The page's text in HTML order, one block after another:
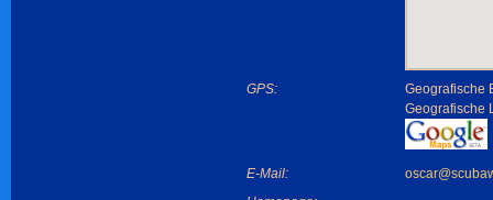
GPS:
Geografische
Geografische
E-Mail: